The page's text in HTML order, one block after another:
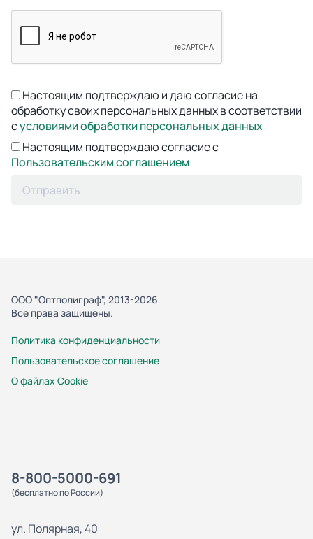
Настоящим подтверждаю и даю согласие на
обработку своих персональных данных в соответствии
сусловиями обработки персональных данных
Настоящим подтверждаю согласие с
Пользовательским соглашением
Отправить
ООО "Оптполиграф", 2013-2026
Все права защищены.
Политика конфиденциальности
Пользовательское соглашение
О файлах Cookie
8-800-5000-691
(бесплатно по России)
ул. Полярная, 40